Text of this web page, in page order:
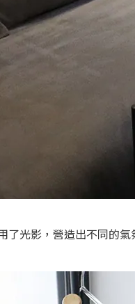
光影，營造出不同的氣